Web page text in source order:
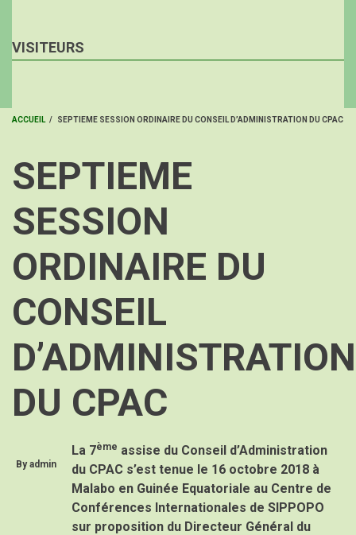
VISITEURS
D'ARIANE
ACCUEIL / SEPTIEME SESSION ORDINAIRE DU CONSEIL D’ADMINISTRATION DU CPAC
SEPTIEME
SESSION
ORDINAIRE DU
CONSEIL
D’ADMINISTRATION
DU CPAC
Byadmin
La 7ème assise du Conseil d’Administration
du CPAC s’est tenue le 16 octobre 2018 à
Malabo en Guinée Equatoriale au Centre de
Conférences Internationales de SIPPOPO
sur proposition du Directeur Général du